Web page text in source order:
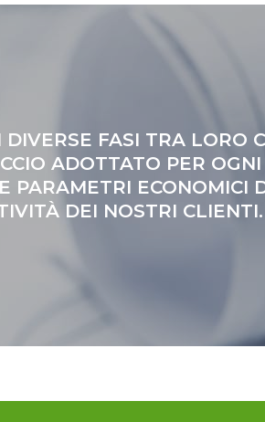
FASI TRA LORO
ADOTTATO PER
ECONOMICI
DEI NOSTRI CLIENTI.